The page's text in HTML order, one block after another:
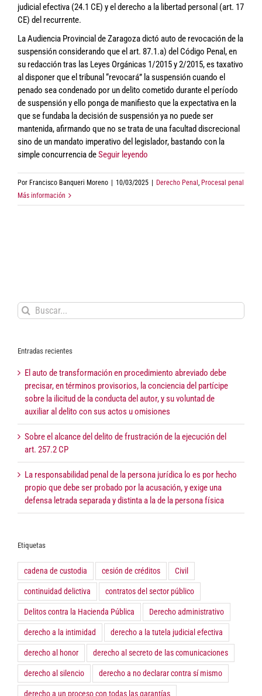
judicial efectiva (24.1 CE) y el derecho a la libertad personal (art. 17
CE) del recurrente.
La Audiencia Provincial de Zaragoza dictó auto de revocación de la
suspensión considerando que el art. 87.1.a) del Código Penal, en
su redacción tras las Leyes Orgánicas 1/2015 y 2/2015, es taxativo
al disponer que el tribunal “revocará” la suspensión cuando el
penado sea condenado por un delito cometido durante el período
de suspensión y ello ponga de manifiesto que la expectativa en la
que se fundaba la decisión de suspensión ya no puede ser
mantenida, afirmando que no se trata de una facultad discrecional
sino de un mandato imperativo del legislador, bastando con la
simple concurrencia deSeguir leyendo
Por Francisco Banqueri Moreno | 10/03/2025 | Derecho Penal Procesal penal
Más información
Buscar:
Entradas recientes
El auto de transformación en procedimiento abreviado debe
precisar, en términos provisorios, la conciencia del partícipe
sobre la ilicitud de la conducta del autor, y su voluntad de
auxiliar al delito con sus actos u omisiones
Sobre el alcance del delito de frustración de la ejecución del
art. 257.2 CP
La responsabilidad penal de la persona jurídica lo es por hecho
propio que debe ser probado por la acusación, y exige una
defensa letrada separada y distinta a la de la persona física
Etiquetas
cadena de custodia cesión de créditos Civil
continuidad delictiva contratos del sector público
Delitos contra la Hacienda Pública Derecho administrativo
derecho a la intimidad derecho a la tutela judicial efectiva
derecho al honor derecho al secreto de las comunicaciones
derecho al silencio derecho a no declarar contra sí mismo
derecho a un proceso con todas las garantías